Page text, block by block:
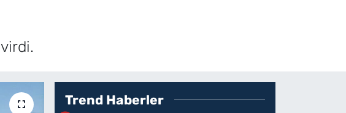
Trend Haberler